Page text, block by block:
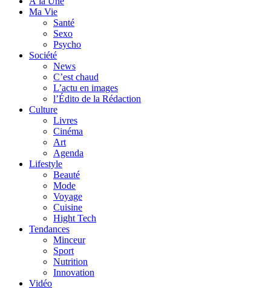
Ma Vie
Santé
Sexo
Psycho
Société
News
C’est chaud
L’actu en images
l’Édito de la Rédaction
Culture
Livres
Cinéma
Art
Agenda
Lifestyle
Beauté
Mode
Voyage
Cuisine
Hight Tech
Tendances
Minceur
Sport
Nutrition
Innovation
Vidéo